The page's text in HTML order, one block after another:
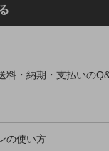
料・納期・支払いの
の使い方